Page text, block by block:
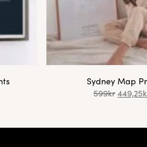
Sydney Map
599kr 449,25